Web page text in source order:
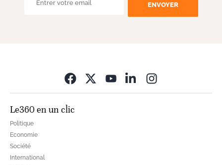
ENVOYER
Le360 en un clic
Politique
Economie
Société
International